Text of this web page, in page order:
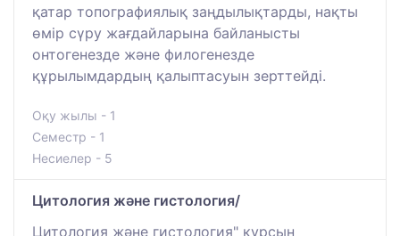
қатар топографиялық заңдылықтарды, нақты
өмір сүру жағдайларына байланысты
онтогенезде және филогенезде
құрылымдардың қалыптасуын зерттейді.
Оқу жылы - 1
Семестр - 1
Несиелер - 5
Цитология және гистология/
Цитология және гистология" курсын